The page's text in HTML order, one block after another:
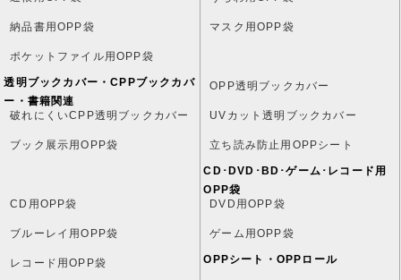
納品書用OPP袋 マスク用OPP袋
ポケットファイル用OPP袋
透明ブックカバー・CPPブックカバ
ー・書籍関連
OPP透明ブックカバー
破れにくいCPP透明ブックカバー UVカット透明ブックカバー
ブック展示用OPP袋 立ち読み防止用OPPシート
CD･DVD･BD･ゲーム･レコード用
OPP袋
CD用OPP袋
DVD用OPP袋
ブルーレイ用OPP袋 ゲーム用OPP袋
レコード用OPP袋 OPPシート・OPPロール